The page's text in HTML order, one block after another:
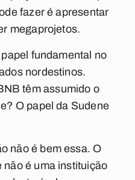
fazer é apresentar
megaprojetos.
fundamental no
nordestinos.
têm assumido o
O papel da Sudene
não é bem essa. O
não é uma instituição